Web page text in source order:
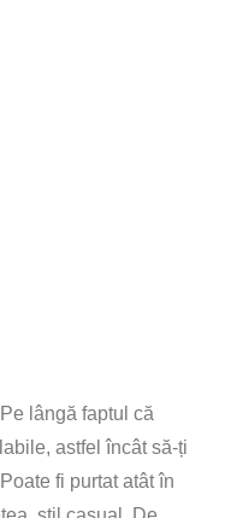
lângă faptul că
astfel încât să-ți
fi purtat atât în